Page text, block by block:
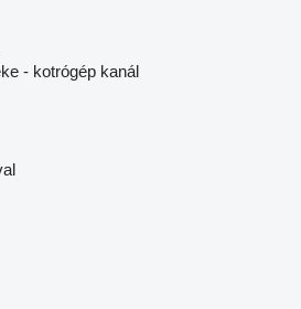
- kotrógép kanál